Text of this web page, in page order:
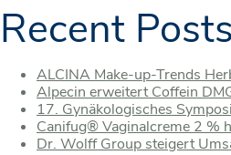
Recent Posts
ALCINA Make-up-Trends
Alpecin erweitert Coffein
17. Gynäkologisches
Canifug® Vaginalcreme 2 %
Dr. Wolff Group steigert